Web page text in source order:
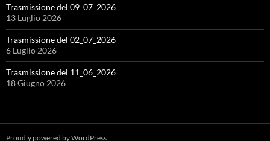
Trasmissione del 09_07_2026
13 Luglio 2026
Trasmissione del 02_07_2026
6 Luglio 2026
Trasmissione del 11_06_2026
18 Giugno 2026
Proudly powered by WordPress